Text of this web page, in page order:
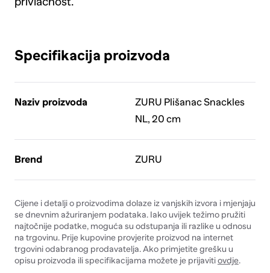
Specifikacija proizvoda
Naziv proizvoda
ZURU Plišanac Snackles
NL, 20 cm
Brend ZURU
Cijene i detalji o proizvodima dolaze iz vanjskih izvora i mjenjaju
se dnevnim ažuriranjem podataka. Iako uvijek težimo pružiti
najtočnije podatke, moguća su odstupanja ili razlike u odnosu
na trgovinu. Prije kupovine provjerite proizvod na internet
trgovini odabranog prodavatelja. Ako primjetite grešku u
opisu proizvoda ili specifikacijama možete je prijavitiovdje.